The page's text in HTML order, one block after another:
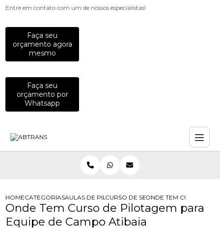
Entre em contato com um de nossos especialistas!
Faça seu
orçamento agora
mesmo
Faça seu
orçamento por
Whatsapp
HOMECATEGORIASAULAS DE PILOTAGEM PARA EMPRESAS
CURSO DE SEGURANCA PARA
ONDE TEM CURSO DE
Onde Tem Curso de Pilotagem para
Equipe de Campo Atibaia